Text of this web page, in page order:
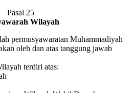
Pasal 25
Wilayah
permusyawaratan Muhammadiyah
oleh dan atas tanggung jawab
terdiri atas: